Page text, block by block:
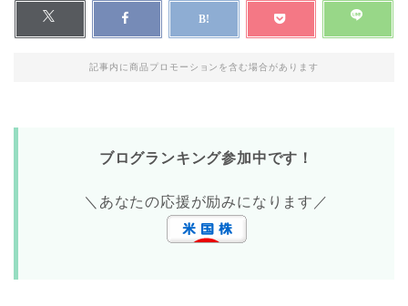
記事内に商品プロモーションを含む場合があります
ブログランキング参加中です！
＼あなたの応援が励みになります／